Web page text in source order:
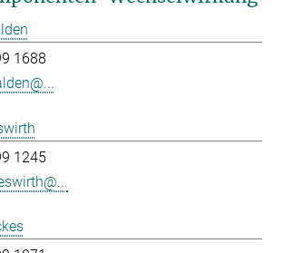
1688
1245